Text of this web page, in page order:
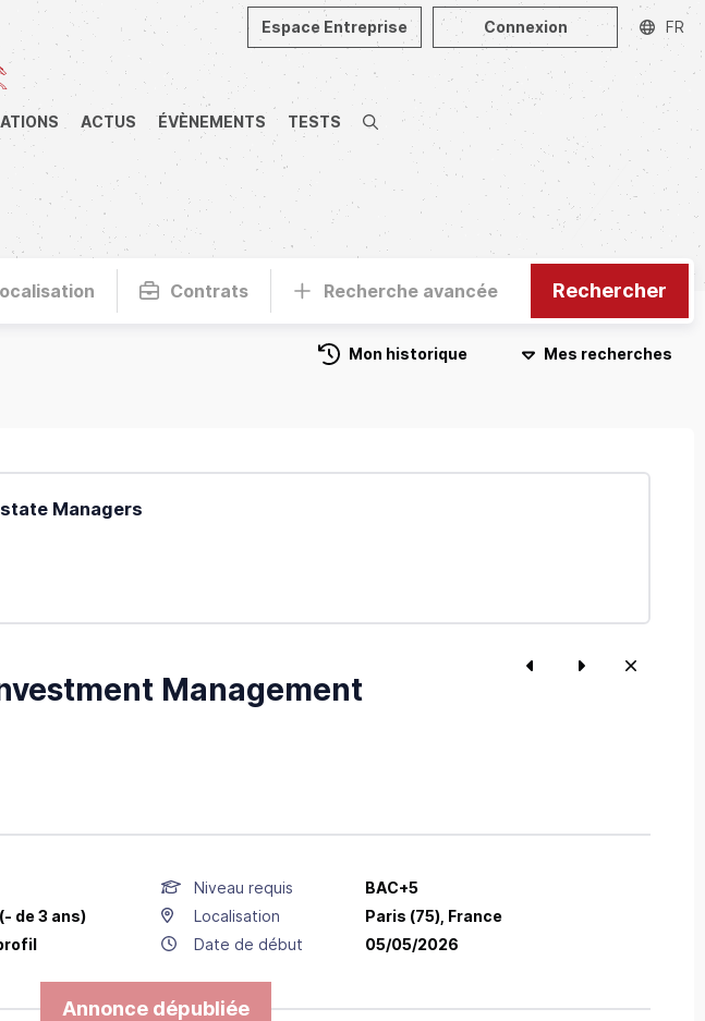
ACTUS ÉVÈNEMENTS TESTS Recherche
Espace Entreprise Connexion FR
Contrats Recherche avancée Rechercher
Mon historique Mes recherches
Managers
Management
Niveau requis
BAC+5
de 3 ans) Localisation Paris (75), France
Date de début 05/05/2026
Annonce dépubliée